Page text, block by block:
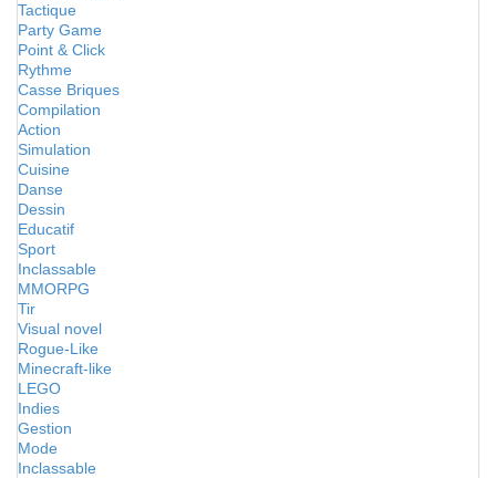
Tactique
Party Game
Point & Click
Rythme
Casse Briques
Compilation
Action
Simulation
Cuisine
Danse
Dessin
Educatif
Sport
Inclassable
MMORPG
Tir
Visual novel
Rogue-Like
Minecraft-like
LEGO
Indies
Gestion
Mode
Inclassable